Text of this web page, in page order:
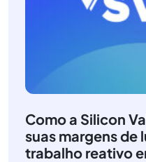
Como a Silicon
suas margens de
trabalho reativo